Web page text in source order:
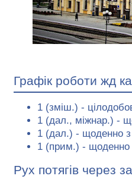
Графік роботи жд
1 (зміш.) -
1 (дал., міжнар.) -
1 (дал.) - щоденно
1 (прим.) - щоденно
Рух потягів через